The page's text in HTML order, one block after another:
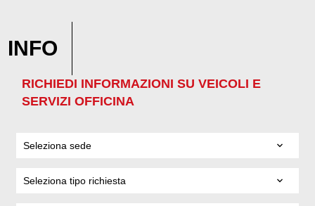
INFO
RICHIEDI INFORMAZIONI SU VEICOLI E
SERVIZI OFFICINA